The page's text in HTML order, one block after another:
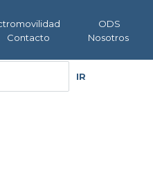
ODS
Contacto
Nosotros
IR